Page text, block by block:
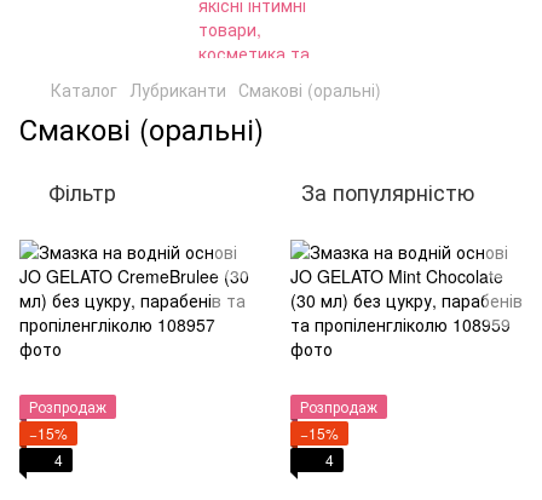
Каталог Лубриканти Смакові (оральні)
Смакові (оральні)
Фільтр За популярністю
Розпродаж
−15%
4
Розпродаж
−15%
4